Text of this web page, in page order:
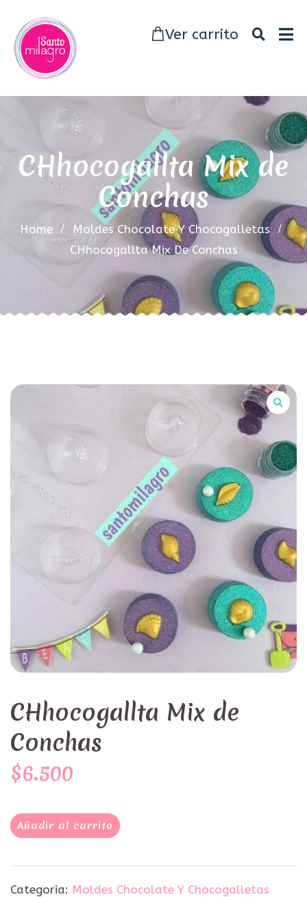
Ver carrito
CHhocogallta Mix de
Conchas
Home
Moldes Chocolate Y Chocogalletas
CHhocogallta Mix De Conchas
CHhocogallta Mix de
Conchas
$6.500
Añadir al carrito
Categoria: Moldes Chocolate Y Chocogalletas